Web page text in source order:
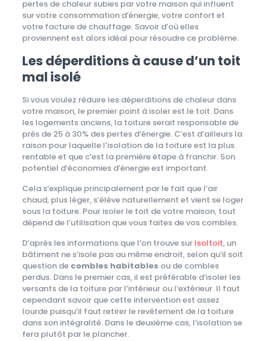
pertes de chaleur subies par votre maison qui influent
sur votre consommation d’énergie, votre confort et
votre facture de chauffage. Savoir d’où elles
proviennent est alors idéal pour résoudre ce problème.
Les déperditions à cause d’un toit
mal isolé
Si vous voulez réduire les déperditions de chaleur dans
votre maison, le premier point à isoler est le toit. Dans
les logements anciens, la toiture serait responsable de
près de 25 à 30% des pertes d’énergie. C’est d’ailleurs la
raison pour laquelle l’isolation de la toiture est la plus
rentable et que c’est la première étape à franchir. Son
potentiel d’économies d’énergie est important.
Cela s’explique principalement par le fait que l’air
chaud, plus léger, s’élève naturellement et vient se loger
sous la toiture. Pour isoler le toit de votre maison, tout
dépend de l’utilisation que vous faites de vos combles.
D’après les informations que l’on trouve sur Isoltoit, un
bâtiment ne s’isole pas au même endroit, selon qu’il soit
question de combles habitables ou de combles
perdus. Dans le premier cas, il est préférable d’isoler les
versants de la toiture par l’intérieur ou l’extérieur. Il faut
cependant savoir que cette intervention est assez
lourde puisqu’il faut retirer le revêtement de la toiture
dans son intégralité. Dans le deuxième cas, l’isolation se
fera plutôt par le plancher.